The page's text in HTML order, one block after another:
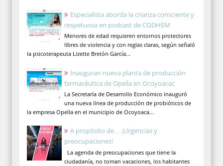
Especialista aborda la crianza consciente y
respetuosa en podcast de CODHEM
Menores de edad requieren entornos protectores
libres de violencia y con reglas claras, según señaló
la psicoterapeuta Lizette Bretón García...
Inauguran nueva planta de producción
farmacéutica de Opella en Ocoyoacac
La Secretaría de Desarrollo Económico inauguró
una nueva línea de producción de probióticos de
la empresa Opella en el municipio de Ocoyoaca...
A propósito de… ¡Urgencias y
preocupaciones!
La agenda de preocupaciones que tiene la
ciudadanía, no toman vacaciones, los habitantes